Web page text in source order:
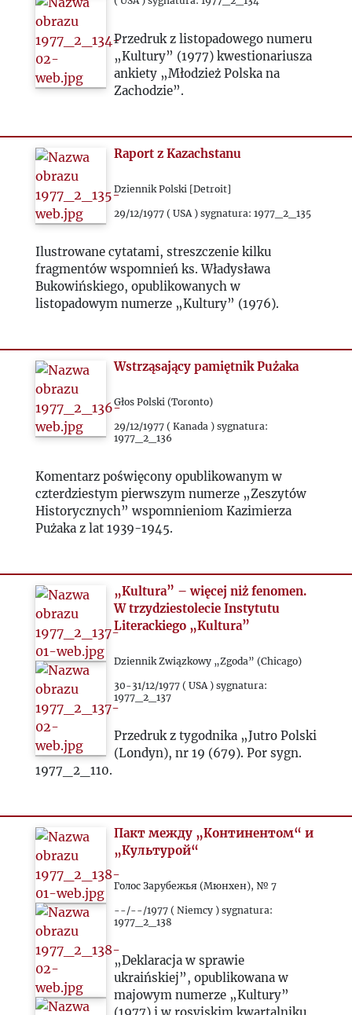
Przedruk z listopadowego numeru
„Kultury” (1977) kwestionariusza
ankiety „Młodzież Polska na
Zachodzie”.
Raport z Kazachstanu
Dziennik Polski [Detroit]
29/12/1977 ( USA ) sygnatura: 1977_2_135
Ilustrowane cytatami, streszczenie kilku
fragmentów wspomnień ks. Władysława
Bukowińskiego, opublikowanych w
listopadowym numerze „Kultury” (1976).
Wstrząsający pamiętnik Pużaka
Głos Polski (Toronto)
29/12/1977 ( Kanada ) sygnatura:
1977_2_136
Komentarz poświęcony opublikowanym w
czterdziestym pierwszym numerze „Zeszytów
Historycznych” wspomnieniom Kazimierza
Pużaka z lat 1939-1945.
„Kultura” – więcej niż fenomen.
W trzydziestolecie Instytutu
Literackiego „Kultura”
Dziennik Związkowy „Zgoda” (Chicago)
30-31/12/1977 ( USA ) sygnatura:
1977_2_137
Przedruk z tygodnika „Jutro Polski
(Londyn), nr 19 (679). Por sygn.
1977_2_110.
Пакт между „Континентом“ и
„Культурой“
Голос Зарубежья (Мюнхен), № 7
--/--/1977 ( Niemcy ) sygnatura:
1977_2_138
„Deklaracja w sprawie
ukraińskiej”, opublikowana w
majowym numerze „Kultury”